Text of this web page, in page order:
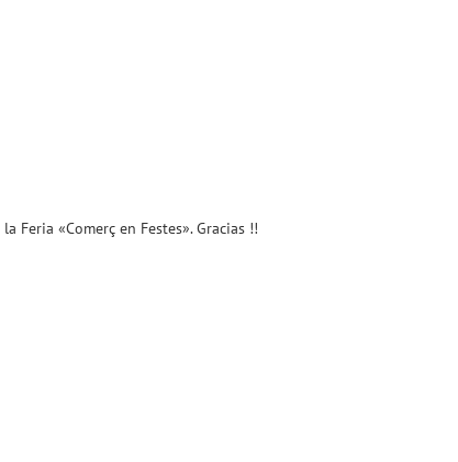
Feria «Comerç en Festes». Gracias !!